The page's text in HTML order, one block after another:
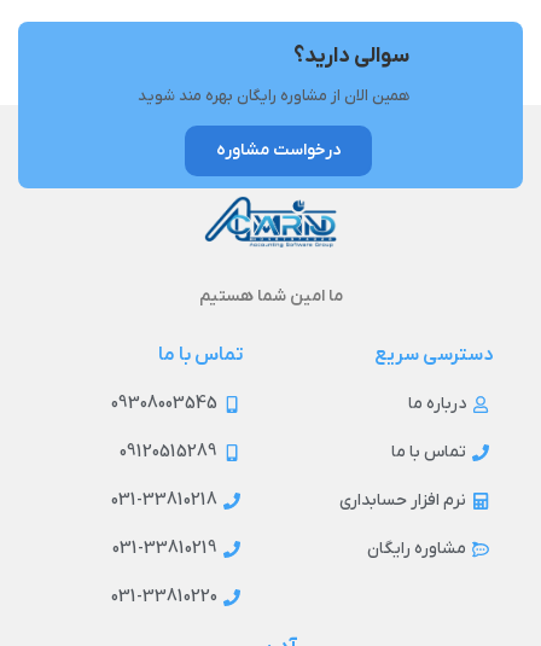
سوالی دارید؟
همین الان از مشاوره رایگان بهره مند شوید
درخواست مشاوره
ما امین شما هستیم
دسترسی سریع
درباره ما
تماس با ما
نرم افزار حسابداری
مشاوره رایگان
تماس با ما
09308003545
09120515289
031-33810218
031-33810219
031-33810220